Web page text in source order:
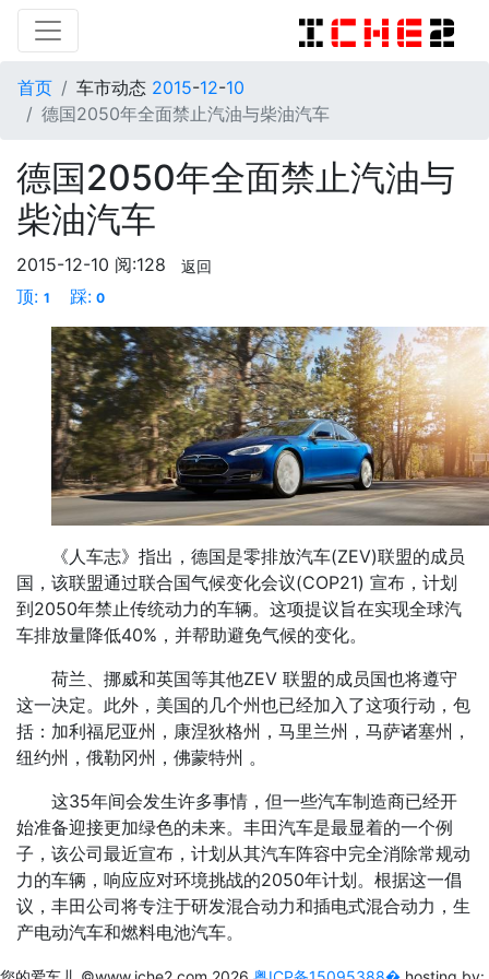
首页 车市动态 2015-12-10
德国2050年全面禁止汽油与柴油汽车
德国2050年全面禁止汽油与
柴油汽车
2015-12-10 阅:128 返回
顶: 1 踩: 0
《人车志》指出，德国是零排放汽车(ZEV)联盟的成员
国，该联盟通过联合国气候变化会议(COP21) 宣布，计划
到2050年禁止传统动力的车辆。这项提议旨在实现全球汽
车排放量降低40%，并帮助避免气候的变化。
荷兰、挪威和英国等其他ZEV 联盟的成员国也将遵守
这一决定。此外，美国的几个州也已经加入了这项行动，包
括：加利福尼亚州，康涅狄格州，马里兰州，马萨诸塞州，
纽约州，俄勒冈州，佛蒙特州 。
这35年间会发生许多事情，但一些汽车制造商已经开
始准备迎接更加绿色的未来。丰田汽车是最显着的一个例
子，该公司最近宣布，计划从其汽车阵容中完全消除常规动
力的车辆，响应应对环境挑战的2050年计划。根据这一倡
议，丰田公司将专注于研发混合动力和插电式混合动力，生
产电动汽车和燃料电池汽车。